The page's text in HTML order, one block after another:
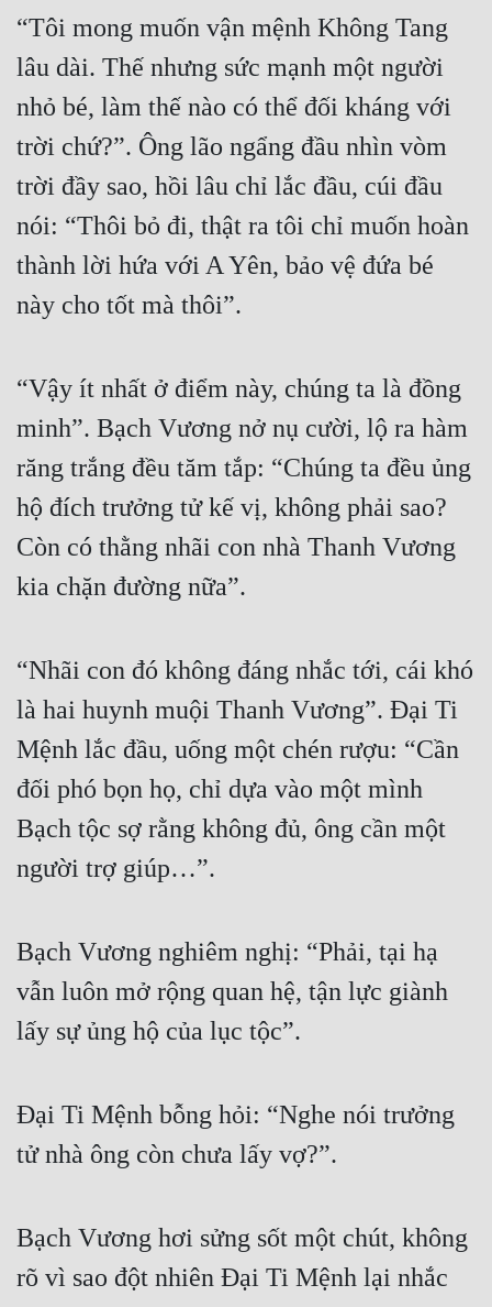
“Tôi mong muốn vận mệnh Không Tang
lâu dài. Thế nhưng sức mạnh một người
nhỏ bé, làm thế nào có thể đối kháng với
trời chứ?”. Ông lão ngẩng đầu nhìn vòm
trời đầy sao, hồi lâu chỉ lắc đầu, cúi đầu
nói: “Thôi bỏ đi, thật ra tôi chỉ muốn hoàn
thành lời hứa với A Yên, bảo vệ đứa bé
này cho tốt mà thôi”.
“Vậy ít nhất ở điểm này, chúng ta là đồng
minh”. Bạch Vương nở nụ cười, lộ ra hàm
răng trắng đều tăm tắp: “Chúng ta đều ủng
hộ đích trưởng tử kế vị, không phải sao?
Còn có thằng nhãi con nhà Thanh Vương
kia chặn đường nữa”.
“Nhãi con đó không đáng nhắc tới, cái khó
là hai huynh muội Thanh Vương”. Đại Ti
Mệnh lắc đầu, uống một chén rượu: “Cần
đối phó bọn họ, chỉ dựa vào một mình
Bạch tộc sợ rằng không đủ, ông cần một
người trợ giúp…”.
Bạch Vương nghiêm nghị: “Phải, tại hạ
vẫn luôn mở rộng quan hệ, tận lực giành
lấy sự ủng hộ của lục tộc”.
Đại Ti Mệnh bỗng hỏi: “Nghe nói trưởng
tử nhà ông còn chưa lấy vợ?”.
Bạch Vương hơi sửng sốt một chút, không
rõ vì sao đột nhiên Đại Ti Mệnh lại nhắc